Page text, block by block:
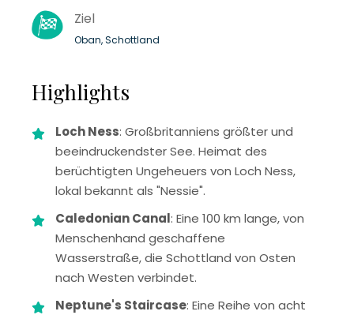
Ziel
Oban, Schottland
Highlights
Loch Ness: Großbritanniens größter und
beeindruckendster See. Heimat des
berüchtigten Ungeheuers von Loch Ness,
lokal bekannt als "Nessie".
Caledonian Canal: Eine 100 km lange, von
Menschenhand geschaffene
Wasserstraße, die Schottland von Osten
nach Westen verbindet.
Neptune's Staircase: Eine Reihe von acht